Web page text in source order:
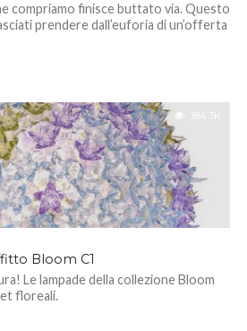
compriamo finisce buttato via. Questo
prendere dall’euforia di un’offerta
184.3K
Bloom C1
Le lampade della collezione Bloom
floreali.